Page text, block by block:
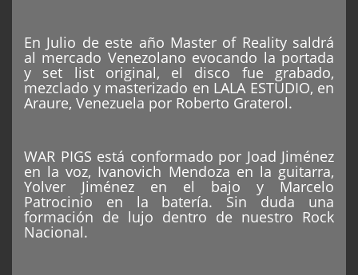
En Julio de este año Master of Reality saldrá
al mercado Venezolano evocando la portada
y set list original, el disco fue grabado,
mezclado y masterizado en LALA ESTUDIO, en
Araure, Venezuela por Roberto Graterol.
WAR PIGS está conformado por Joad Jiménez
en la voz, Ivanovich Mendoza en la guitarra,
Yolver Jiménez en el bajo y Marcelo
Patrocinio en la batería. Sin duda una
formación de lujo dentro de nuestro Rock
Nacional.